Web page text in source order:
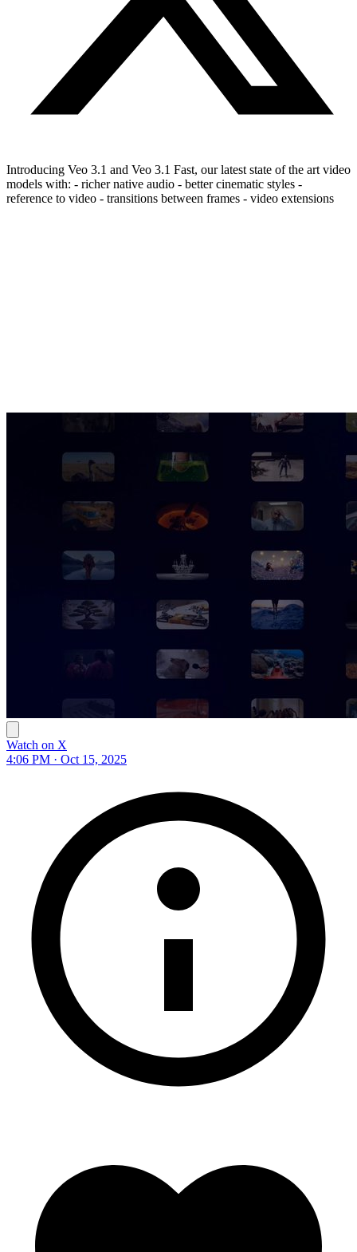
Introducing Veo 3.1 and Veo 3.1 Fast, our latest state of the art video
models with: - richer native audio - better cinematic styles -
reference to video - transitions between frames - video extensions
Watch on X
4:06 PM · Oct 15, 2025